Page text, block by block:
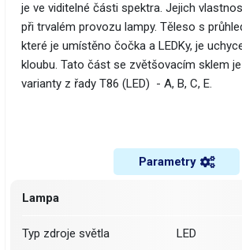
je ve viditelné části spektra. Jejich
při trvalém provozu lampy. Těleso s
které je umístěno čočka a LEDKy, je
kloubu. Tato část se zvětšovacím sklem
varianty z řady T86 (LED) - A, B, C, E.
Parametry
Lampa
Typ zdroje světla LED